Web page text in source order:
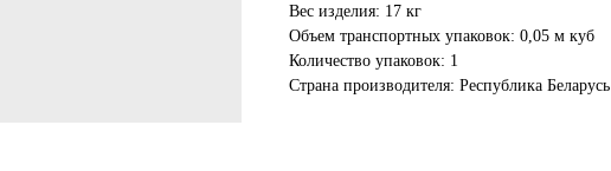
Вес изделия: 17 кг
Объем транспортных упаковок: 0,05 м куб
Количество упаковок: 1
Страна производителя: Республика Беларусь